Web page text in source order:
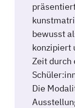
bewusst
konzipiert
Zeit durch
Die